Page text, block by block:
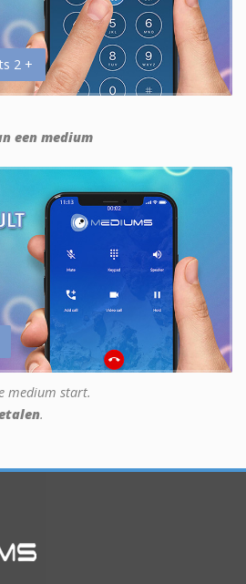
2 +
een medium
medium start.
.